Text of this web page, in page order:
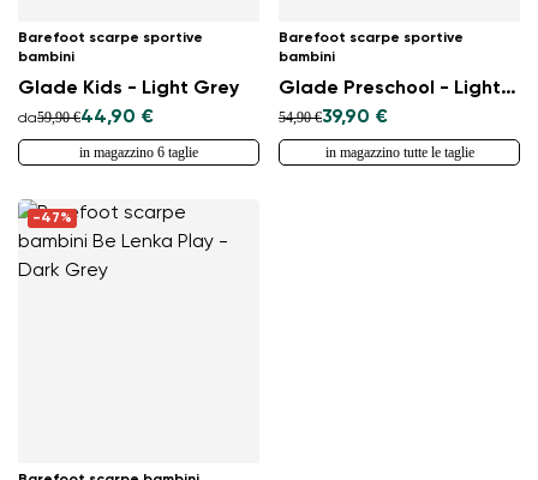
Barefoot scarpe sportive
bambini
Glade Kids - Light Grey
da59,90 €44,90 €
in magazzino 6 taglie
Barefoot scarpe sportive
bambini
Glade Preschool - Light Grey
54,90 €39,90 €
in magazzino tutte le taglie
-47%